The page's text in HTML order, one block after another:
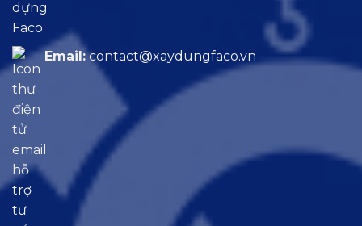
Email: contact@xaydungfaco.vn